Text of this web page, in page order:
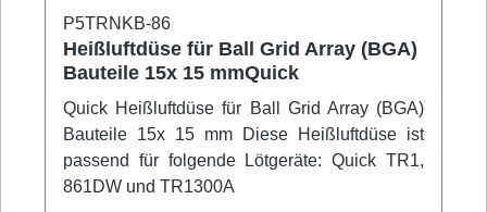
P5TRNKB-86
Heißluftdüse für Ball Grid Array (BGA)
Bauteile 15x 15 mmQuick
Quick Heißluftdüse für Ball Grid Array (BGA)
Bauteile 15x 15 mm Diese Heißluftdüse ist
passend für folgende Lötgeräte: Quick TR1,
861DW und TR1300A